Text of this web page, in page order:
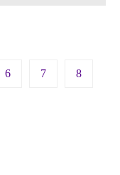
6 7 8